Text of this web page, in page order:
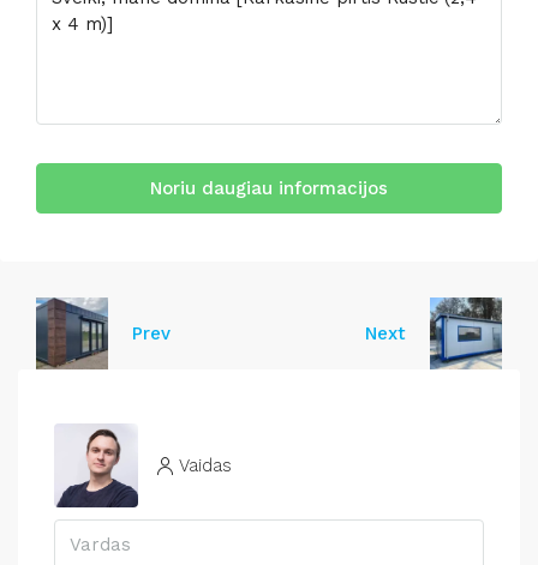
Noriu daugiau informacijos
Prev Next
Vaidas